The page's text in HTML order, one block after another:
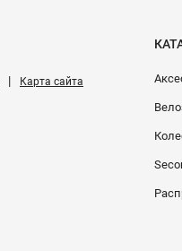
| Карта сайта